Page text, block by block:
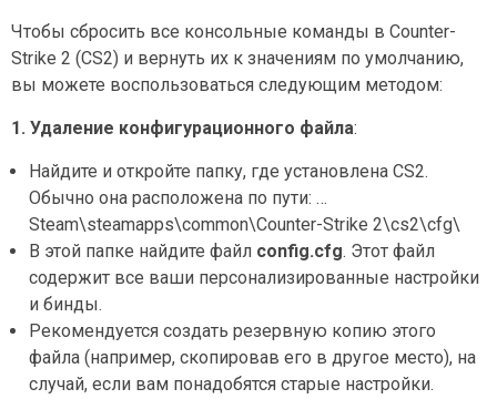
Чтобы сбросить все консольные команды в Counter-
Strike 2 (CS2) и вернуть их к значениям по умолчанию,
вы можете воспользоваться следующим методом:
1. Удаление конфигурационного файла:
Найдите и откройте папку, где установлена CS2.
Обычно она расположена по пути: …
Steam\steamapps\common\Counter-Strike 2\cs2\cfg\
В этой папке найдите файл config.cfg. Этот файл
содержит все ваши персонализированные настройки
и бинды.
Рекомендуется создать резервную копию этого
файла (например, скопировав его в другое место), на
случай, если вам понадобятся старые настройки.